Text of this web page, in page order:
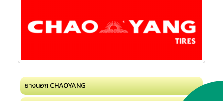
ยางนอก CHAOYANG